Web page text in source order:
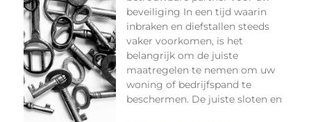
beveiliging In een tijd waarin
inbraken en diefstallen steeds
vaker voorkomen, is het
belangrijk om de juiste
maatregelen te nemen om uw
woning of bedrijfspand te
beschermen. De juiste sloten en